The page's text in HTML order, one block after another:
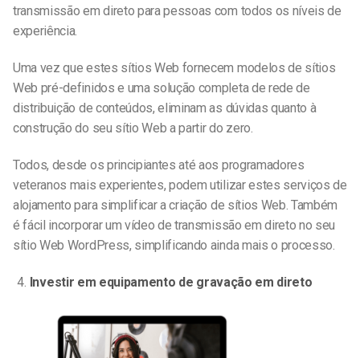
transmissão em direto para pessoas com todos os níveis de
experiência.
Uma vez que estes sítios Web fornecem modelos de sítios
Web pré-definidos e uma solução completa de rede de
distribuição de conteúdos, eliminam as dúvidas quanto à
construção do seu sítio Web a partir do zero.
Todos, desde os principiantes até aos programadores
veteranos mais experientes, podem utilizar estes serviços de
alojamento para simplificar a criação de sítios Web. Também
é fácil incorporar um vídeo de transmissão em direto no seu
sítio Web WordPress, simplificando ainda mais o processo.
Investir em equipamento de gravação em direto